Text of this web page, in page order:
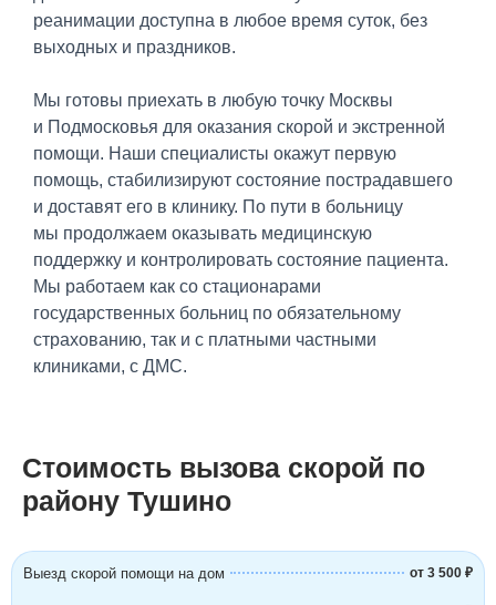
реанимации доступна в любое время суток, без
выходных и праздников.
Мы готовы приехать в любую точку Москвы
и Подмосковья для оказания скорой и экстренной
помощи. Наши специалисты окажут первую
помощь, стабилизируют состояние пострадавшего
и доставят его в клинику. По пути в больницу
мы продолжаем оказывать медицинскую
поддержку и контролировать состояние пациента.
Мы работаем как со стационарами
государственных больниц по обязательному
страхованию, так и с платными частными
клиниками, с ДМС.
Стоимость вызова скорой по
району Тушино
Выезд скорой помощи на дом от 3 500 ₽